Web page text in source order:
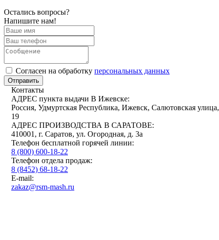
Остались вопросы?
Напишите нам!
Cогласен на обработку персональных данных
Отправить
Контакты
АДРЕС пункта выдачи В Ижевске:
Россия, Удмуртская Республика, Ижевск, Салютовская улица,
19
АДРЕС ПРОИЗВОДСТВА В САРАТОВЕ:
410001, г. Саратов, ул. Огородная, д. 3а
Телефон бесплатной горячей линии:
8 (800) 600-18-22
Телефон отдела продаж:
8 (8452) 68-18-22
E-mail:
zakaz@rsm-mash.ru